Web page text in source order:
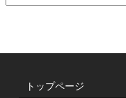
索:
トップページ